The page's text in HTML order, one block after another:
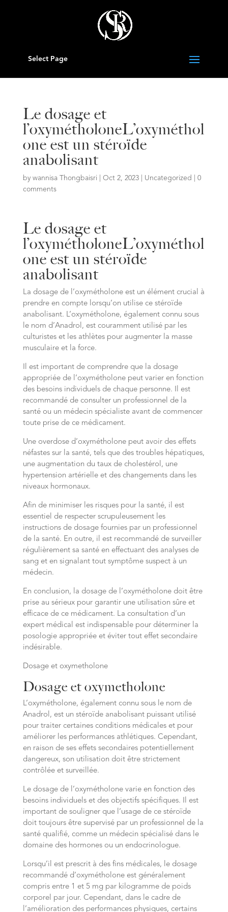
Select Page
Le dosage et
l’oxymétholoneL’oxyméthol
one est un stéroïde
anabolisant
by wannisa Thongbaisri Oct 2, 2023| Uncategorized
0
comments
Le dosage et
l’oxymétholoneL’oxyméthol
one est un stéroïde
anabolisant
La dosage de l’oxymétholone est un élément crucial à
prendre en compte lorsqu’on utilise ce stéroïde
anabolisant. L’oxymétholone, également connu sous
le nom d’Anadrol, est couramment utilisé par les
culturistes et les athlètes pour augmenter la masse
musculaire et la force.
Il est important de comprendre que la dosage
appropriée de l’oxymétholone peut varier en fonction
des besoins individuels de chaque personne. Il est
recommandé de consulter un professionnel de la
santé ou un médecin spécialiste avant de commencer
toute prise de ce médicament.
Une overdose d’oxymétholone peut avoir des effets
néfastes sur la santé, tels que des troubles hépatiques,
une augmentation du taux de cholestérol, une
hypertension artérielle et des changements dans les
niveaux hormonaux.
Afin de minimiser les risques pour la santé, il est
essentiel de respecter scrupuleusement les
instructions de dosage fournies par un professionnel
de la santé. En outre, il est recommandé de surveiller
régulièrement sa santé en effectuant des analyses de
sang et en signalant tout symptôme suspect à un
médecin.
En conclusion, la dosage de l’oxymétholone doit être
prise au sérieux pour garantir une utilisation sûre et
efficace de ce médicament. La consultation d’un
expert médical est indispensable pour déterminer la
posologie appropriée et éviter tout effet secondaire
indésirable.
Dosage et oxymetholone
Dosage et oxymetholone
L’oxymétholone, également connu sous le nom de
Anadrol, est un stéroïde anabolisant puissant utilisé
pour traiter certaines conditions médicales et pour
améliorer les performances athlétiques. Cependant,
en raison de ses effets secondaires potentiellement
dangereux, son utilisation doit être strictement
contrôlée et surveillée.
Le dosage de l’oxymétholone varie en fonction des
besoins individuels et des objectifs spécifiques. Il est
important de souligner que l’usage de ce stéroïde
doit toujours être supervisé par un professionnel de la
santé qualifié, comme un médecin spécialisé dans le
domaine des hormones ou un endocrinologue.
Lorsqu’il est prescrit à des fins médicales, le dosage
recommandé d’oxymétholone est généralement
compris entre 1 et 5 mg par kilogramme de poids
corporel par jour. Cependant, dans le cadre de
l’amélioration des performances physiques, certains